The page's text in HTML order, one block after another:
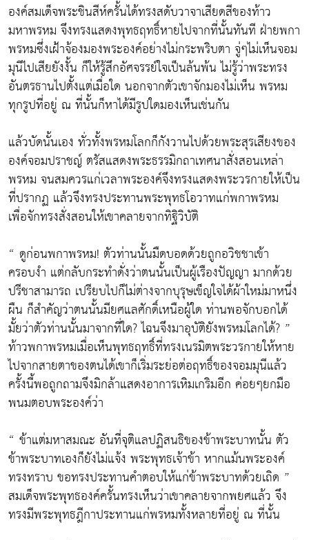
องค์สมเด็จพระชินสีห์ครั้นได้ทรงสดับวาจาเสียดสีของท้าว
มหาพรหม จึงทรงแสดงพุทธฤทธิ์หายไปจากที่นั้นทันที ฝ่ายพกา
พรหมซึ่งเฝ้าจ้องมองพระองค์อย่างไม่กระพริบตา จู่ๆไม่เห็นจอม
มุนีไปเสียยังงั้น ก็ให้รู้สึกอัศจรรย์ใจเป็นล้นพ้น ไม่รู้ว่าพระทรง
อันตรธานไปตั้งแต่เมื่อใด นอกจากตัวเขาจักมองไม่เห็น พรหม
ทุกรูปที่อยู่ ณ ที่นั้นก็หาได้มีรูปใดมองเห็นเช่นกัน
แล้วบัดนั้นเอง ทั่วทั้งพรหมโลกก็กังวานไปด้วยพระสุรเสียงของ
องค์จอมปราชญ์ ตรัสแสดงพระธรรมิกถาเทศนาสั่งสอนเหล่า
พรหม จนสมควรแก่เวลาพระองค์จึงทรงแสดงพระวรกายให้เป็น
ที่ปรากฏ แล้วจึงทรงประทานพระพุทธโอวาทแก่พกาพรหม
เพื่อจักทรงสั่งสอนให้เขาคลายจากทิฐิวิบัติ
“ ดูก่อนพกาพรหม! ตัวท่านนั้นมืดบอดด้วยถูกอวิชชาเข้า
ครอบงำ แต่กลับกระทำดั่งว่าตนนั้นเป็นผู้เรืองปัญญา มากด้วย
ปรีชาสามารถ เปรียบไปก็ไม่ต่างจากบุรุษเข็ญใจได้ผ้าใหม่มาหนึ่ง
ผืน ก็สำคัญว่าตนนั้นมียศแลศักดิ์เหนือผู้ใด ท่านพอจักบอกได้
มั้ยว่าตัวท่านนั้นมาจากที่ใด? ไฉนจึงมาอุบัติยังพรหมโลกได้? ”
ท้าวพกาพรหมเมื่อเห็นพุทธฤทธิ์ที่ทรงเนรมิตพระวรกายให้หาย
ไปจากสายตาของตนได้เขาก็เริ่มระย่อต่อฤทธิ์ของจอมมุนีแล้ว
ครั้งนี้พอถูกถามจึงมิกล้าแสดงอาการเหิมเกริมอีก ค่อยๆยกมือ
พนมตอบพระองค์ว่า
“ ข้าแต่มหาสมณะ อันที่จุติแลปฏิสนธิของข้าพระบาทนั้น ตัว
ข้าพระบาทเองก็ยังไม่แจ้ง พระพุทธเจ้าข้า หากแม้นพระองค์
ทรงทราบ ขอทรงประทานคำตอบให้แก่ข้าพระบาทด้วยเถิด ”
สมเด็จพระพุทธองค์ครั้นทรงเห็นว่าเขาคลายจากพยศแล้ว จึง
ทรงมีพระพุทธฎีกาประทานแก่พรหมทั้งหลายที่อยู่ ณ ที่นั้น